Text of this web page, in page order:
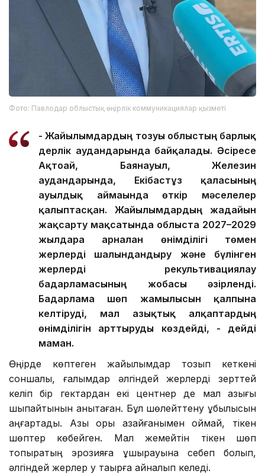
Фото: Павлодар облыстық өңірлік коммуникациялар қызметі
- Жайылымдардың тозуы облыстың барлық
дерлік аудандарында байқалады. Әсіресе
Ақтоғай, Баянауыл, Железин
аудандарында, Екібастұз қаласының
ауылдық аймағында өткір мәселелер
қалыптасқан. Жайылымдардың жағдайын
жақсарту мақсатында облыста 2027–2029
жылдарға арналған өнімділігі төмен
жерлерді шалғындандыру және бүлінген
жерлерді рекультивациялау
бағдарламасының жобасы әзірленді.
Бағдарлама шөп жамылғысын қалпына
келтіруді, мал азықтық алқаптардың
өнімділігін арттыруды көздейді, - дейді
маман.
Өңірде көптеген жайылымдар тозып кеткені
соншалық, ғалымдар әлгіндей жерлерді зерттей
келіп бір гектардан екі центнер де мал азығы
шықпайтынын анықтаған. Бұл шөлейттену құбылысын
аңғартады. Азық қоры азайғанымен қоймай, тікен
шөптер көбейген. Мал жемейтін тікен шөп
топырақтың эрозияға ұшырауына себеп болып,
әлгіндей жерлер қу тақырға айналып келеді.